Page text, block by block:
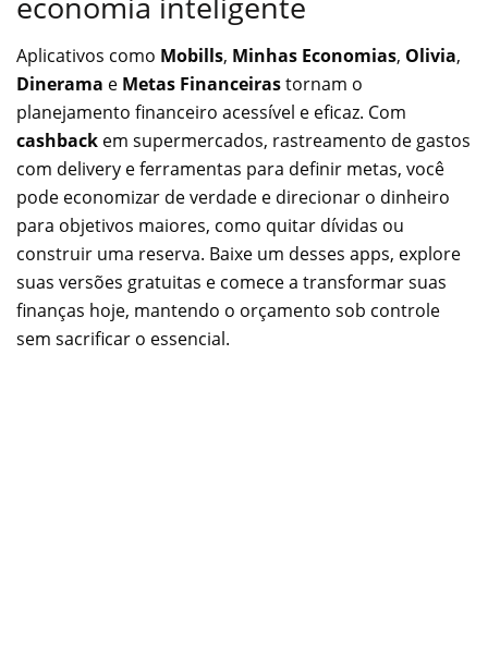
Aplicativos como Mobills, Minhas Economias, Olivia,
Dinerama e Metas Financeirastornam o
planejamento financeiro acessível e eficaz. Com
cashback em supermercados, rastreamento de gastos
com delivery e ferramentas para definir metas, você
pode economizar de verdade e direcionar o dinheiro
para objetivos maiores, como quitar dívidas ou
construir uma reserva. Baixe um desses apps, explore
suas versões gratuitas e comece a transformar suas
finanças hoje, mantendo o orçamento sob controle
sem sacrificar o essencial.